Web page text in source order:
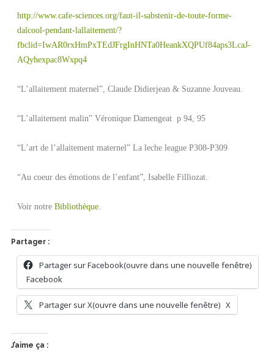
http://www.cafe-sciences.org/faut-il-sabstenir-de-toute-forme-
dalcool-pendant-lallaitement/?
fbclid=IwAR0rxHmPxTEdJFrgInHNTa0HeankXQPUf84aps3LcaJ-
AQyhexpac8Wxpq4
“L’allaitement maternel”, Claude Didierjean & Suzanne Jouveau.
“L’allaitement malin” Véronique Damengeat p 94, 95
“L’art de l’allaitement maternel” La leche league P308-P309
“Au coeur des émotions de l’enfant”, Isabelle Filliozat.
Voir notre Bibliothèque.
Partager :
Partager sur Facebook(ouvre dans une nouvelle fenêtre)
Facebook
Partager sur X(ouvre dans une nouvelle fenêtre) X
J’aime ça :